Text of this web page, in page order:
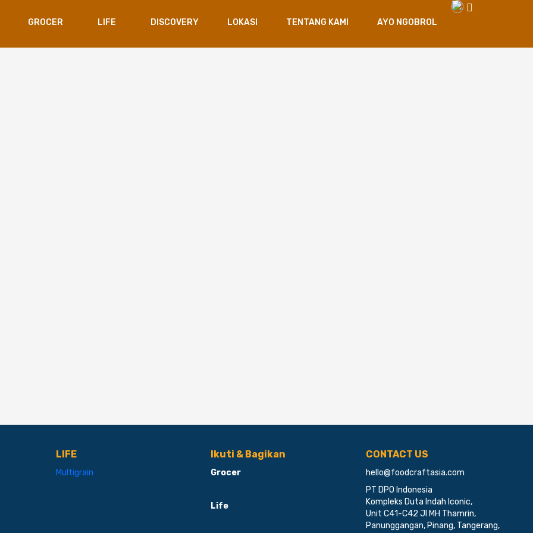
GROCER LIFE DISCOVERY LOKASI TENTANG KAMI AYO NGOBROL
LIFE
Multigrain
Ikuti & Bagikan
Grocer
Life
CONTACT US
hello@foodcraftasia.com
PT DPO Indonesia
Kompleks Duta Indah Iconic,
Unit C41-C42 Jl MH Thamrin,
Panunggangan, Pinang, Tangerang,